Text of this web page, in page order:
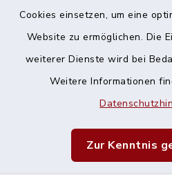
Cookies einsetzen, um eine
Website zu ermöglichen. Die
weiterer Dienste wird bei
Weitere Informationen
Zur Kenntnis
Cookie-